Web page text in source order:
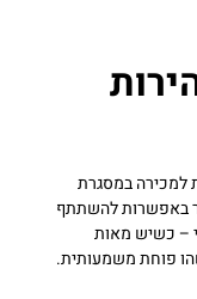
למכירה במסגרת
באפשרות להשתתף
– כשיש מאות
פוחת משמעותית.